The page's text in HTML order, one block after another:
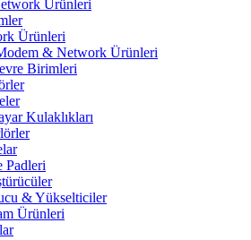
Ürünleri
Ürünleri
& Network Ürünleri
Birimleri
Kulaklıkları
Padleri
& Yükselticiler
Ürünleri